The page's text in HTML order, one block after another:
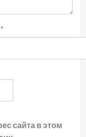
*
сайта в этом